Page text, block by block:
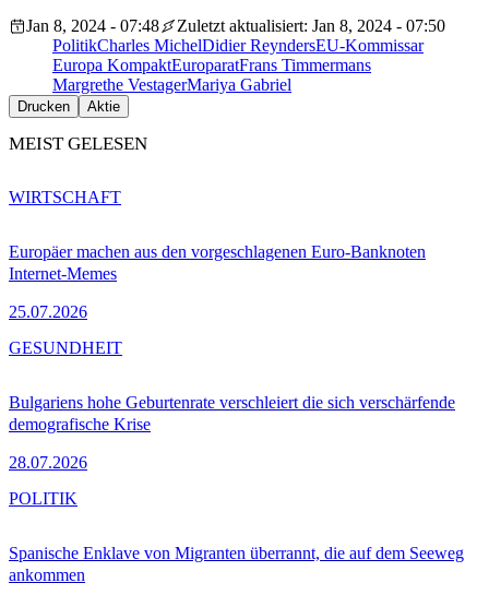
Jan 8, 2024 - 07:48
Zuletzt aktualisiert: Jan 8, 2024 - 07:50
PolitikCharles MichelDidier ReyndersEU-Kommissar
Europa KompaktEuroparatFrans Timmermans
Margrethe VestagerMariya Gabriel
Drucken Aktie
MEIST GELESEN
Europäer machen aus den vorgeschlagenen Euro-Banknoten
Internet-Memes
25.07.2026
WIRTSCHAFT
Bulgariens hohe Geburtenrate verschleiert die sich verschärfende
demografische Krise
28.07.2026
GESUNDHEIT
Spanische Enklave von Migranten überrannt, die auf dem Seeweg
ankommen
POLITIK